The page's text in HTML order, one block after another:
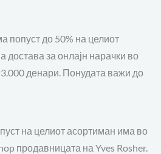
попуст до 50% на целиот
достава за онлајн нарачки во
денари. Понудата важи до
на целиот асортиман има во
продавницата на Yves Rosher.